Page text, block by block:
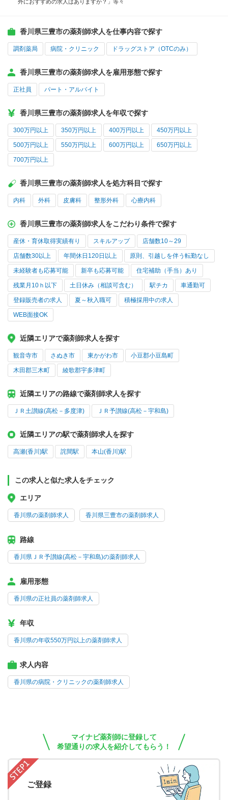
外におすすめの求人はありますか？」等々
香川県三豊市の薬剤師求人を仕事内容で探す
調剤薬局 病院・クリニック ドラッグストア（OTCのみ）
香川県三豊市の薬剤師求人を雇用形態で探す
正社員 パート・アルバイト
香川県三豊市の薬剤師求人を年収で探す
300万円以上 350万円以上 400万円以上 450万円以上
500万円以上 550万円以上 600万円以上 650万円以上
700万円以上
香川県三豊市の薬剤師求人を処方科目で探す
内科 外科 皮膚科 整形外科 心療内科
香川県三豊市の薬剤師求人をこだわり条件で探す
産休・育休取得実績有り スキルアップ 店舗数10～29
店舗数30以上 年間休日120日以上 原則、引越しを伴う転勤なし
未経験者も応募可能 新卒も応募可能 住宅補助（手当）あり
残業月10ｈ以下 土日休み（相談可含む） 駅チカ 車通勤可
登録販売者の求人 夏～秋入職可 積極採用中の求人
WEB面接OK
近隣エリアで薬剤師求人を探す
観音寺市 さぬき市 東かがわ市 小豆郡小豆島町
木田郡三木町 綾歌郡宇多津町
近隣エリアの路線で薬剤師求人を探す
ＪＲ土讃線(高松－多度津) ＪＲ予讃線(高松－宇和島)
近隣エリアの駅で薬剤師求人を探す
高瀬(香川)駅 詫間駅 本山(香川)駅
この求人と似た求人をチェック
エリア
香川県の薬剤師求人 香川県三豊市の薬剤師求人
路線
香川県ＪＲ予讃線(高松－宇和島)の薬剤師求人
雇用形態
香川県の正社員の薬剤師求人
年収
香川県の年収550万円以上の薬剤師求人
求人内容
香川県の病院・クリニックの薬剤師求人
マイナビ薬剤師に登録して
希望通りの求人を紹介してもらう！
ご登録